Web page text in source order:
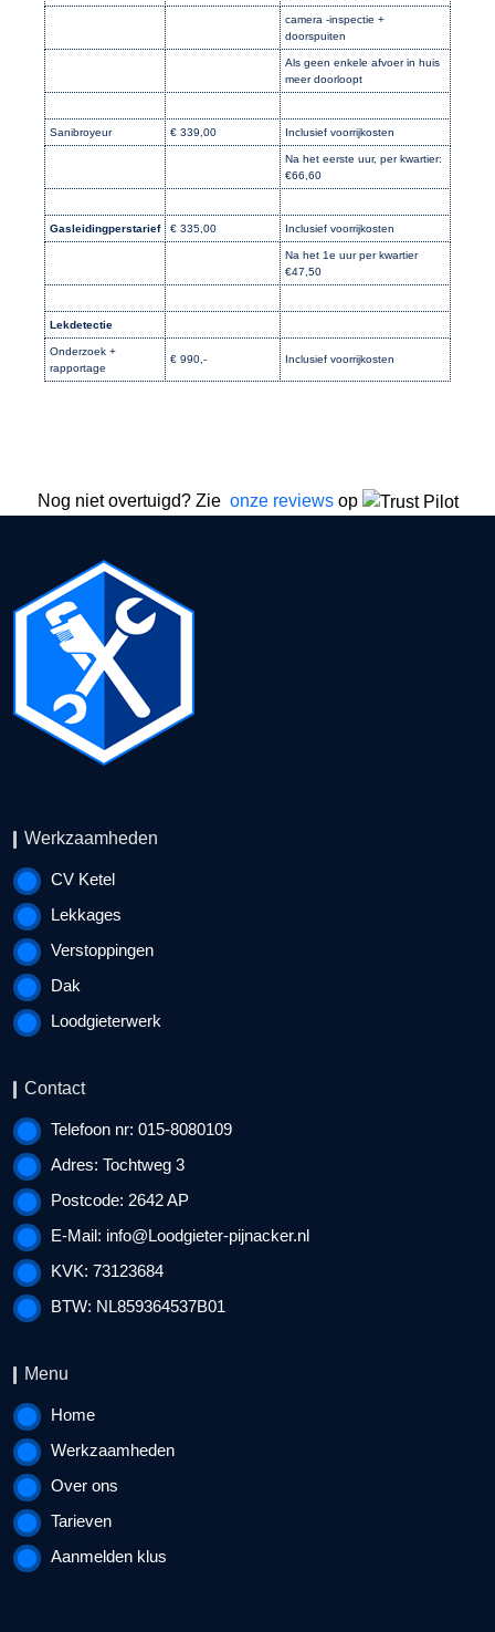
camera -inspectie +
doorspuiten
Als geen enkele afvoer in huis
meer doorloopt
Sanibroyeur € 339,00 Inclusief voorrijkosten
Na het eerste uur, per kwartier:
€66,60
Gasleidingperstarief € 335,00 Inclusief voorrijkosten
Na het 1e uur per kwartier
€47,50
Lekdetectie
Onderzoek +
rapportage
€ 990,- Inclusief voorrijkosten
Nog niet overtuigd? Zie onze reviewsop
Werkzaamheden
CV Ketel
Lekkages
Verstoppingen
Dak
Loodgieterwerk
Contact
Telefoon nr: 015-8080109
Adres: Tochtweg 3
Postcode: 2642 AP
E-Mail: info@Loodgieter-pijnacker.nl
KVK: 73123684
BTW: NL859364537B01
Menu
Home
Werkzaamheden
Over ons
Tarieven
Aanmelden klus